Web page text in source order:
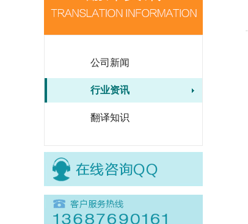
公司新闻
行业资讯
翻译知识